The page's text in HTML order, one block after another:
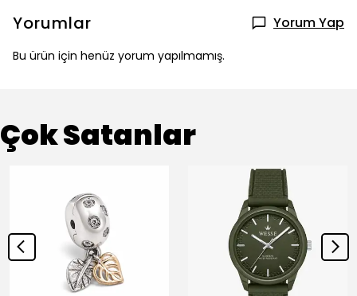
Yorumlar Yorum Yap
Bu ürün için henüz yorum yapılmamış.
Çok Satanlar